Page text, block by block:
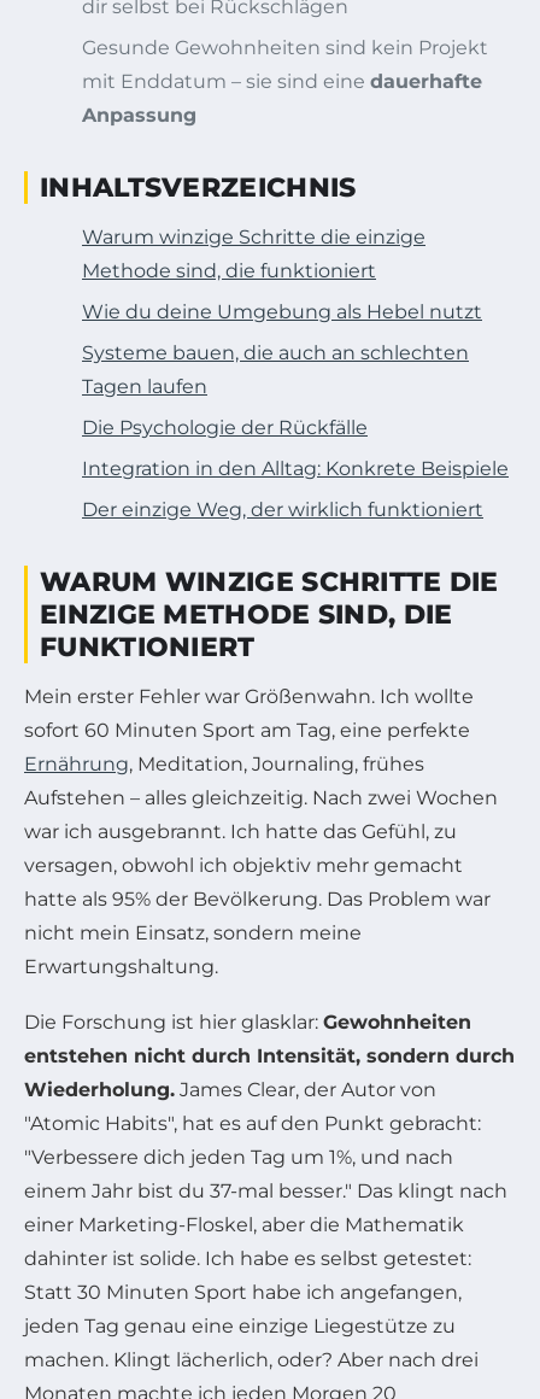
dir selbst bei Rückschlägen
Gesunde Gewohnheiten sind kein Projekt
mit Enddatum – sie sind eine dauerhafte
Anpassung
INHALTSVERZEICHNIS
Warum winzige Schritte die einzige
Methode sind, die funktioniert
Wie du deine Umgebung als Hebel nutzt
Systeme bauen, die auch an schlechten
Tagen laufen
Die Psychologie der Rückfälle
Integration in den Alltag: Konkrete Beispiele
Der einzige Weg, der wirklich funktioniert
WARUM WINZIGE SCHRITTE DIE
EINZIGE METHODE SIND, DIE
FUNKTIONIERT
Mein erster Fehler war Größenwahn. Ich wollte
sofort 60 Minuten Sport am Tag, eine perfekte
Ernährung, Meditation, Journaling, frühes
Aufstehen – alles gleichzeitig. Nach zwei Wochen
war ich ausgebrannt. Ich hatte das Gefühl, zu
versagen, obwohl ich objektiv mehr gemacht
hatte als 95% der Bevölkerung. Das Problem war
nicht mein Einsatz, sondern meine
Erwartungshaltung.
Die Forschung ist hier glasklar: Gewohnheiten
entstehen nicht durch Intensität, sondern durch
Wiederholung. James Clear, der Autor von
"Atomic Habits", hat es auf den Punkt gebracht:
"Verbessere dich jeden Tag um 1%, und nach
einem Jahr bist du 37-mal besser." Das klingt nach
einer Marketing-Floskel, aber die Mathematik
dahinter ist solide. Ich habe es selbst getestet:
Statt 30 Minuten Sport habe ich angefangen,
jeden Tag genau eine einzige Liegestütze zu
machen. Klingt lächerlich, oder? Aber nach drei
Monaten machte ich jeden Morgen 20